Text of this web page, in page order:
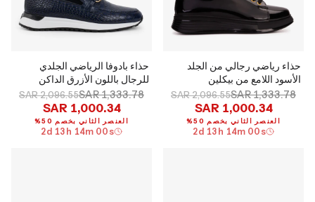
حذاء رياضي رجالي من الجلد
الأسود اللامع من بيكلين
SAR 1,333.78
SAR 2,096.55
SAR 1,000.34
العنصر الثاني بخصم 50%
2d 13 h 13m 59 s
حذاء بادوفا الرياضي الجلدي
للرجال باللون الأزرق الداكن
SAR 1,333.78
SAR 2,096.55
SAR 1,000.34
العنصر الثاني بخصم 50%
2d 13 h 13m 59 s